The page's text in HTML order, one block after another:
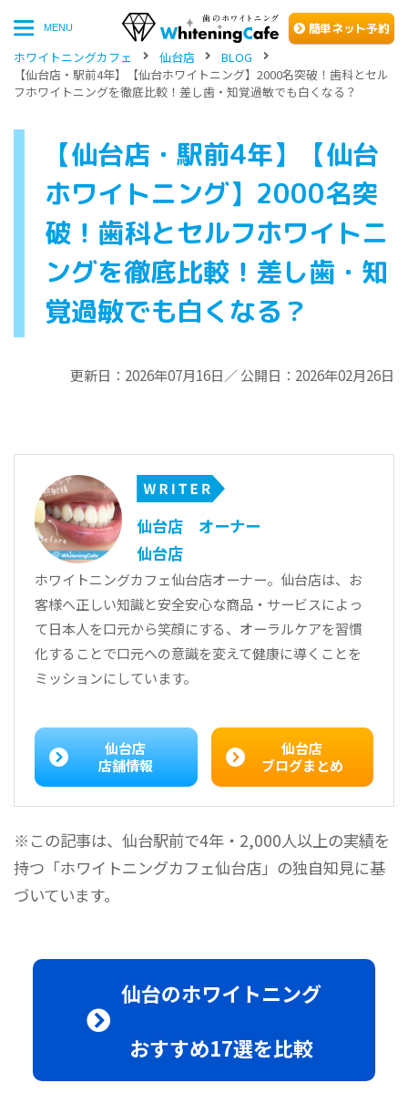
MENU 簡単ネッ ト予約
ホワイトニングカフェ 仙台店
BLOG
【仙台店・駅前4年】【仙台ホワイトニング】2000名突破！歯科とセル
フホワイトニングを徹底比較！差し歯・知覚過敏でも白くなる？
【仙台店・駅前4年】【仙台
ホワイトニング】2000名突
破！歯科とセルフホワイトニ
ングを徹底比較！差し歯・知
覚過敏でも白くなる？
更新日：2026年07月16日／ 公開日：2026年02月26日
仙台店 オーナー
仙台店
ホワイトニングカフェ仙台店オーナー。 仙台店は、お
客様へ正しい知識と安全安心な商品・サービスによっ
て日本人を口元から笑顔にする、オーラルケアを習慣
化することで口元への意識を変えて健康に導くことを
ミッションにしています。
仙台店
店舗情報
仙台店
ブログまとめ
※この記事は、仙台駅前で4年・2,000人以上の実績を
持つ「ホワイトニングカフェ仙台店」の独自知見に基
づいています。
仙台のホワイトニング
おすすめ17選を比較